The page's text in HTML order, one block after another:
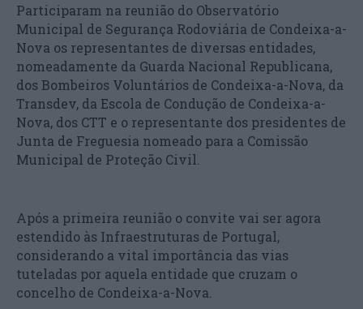
Participaram na reunião do Observatório
Municipal de Segurança Rodoviária de Condeixa-a-
Nova os representantes de diversas entidades,
nomeadamente da Guarda Nacional Republicana,
dos Bombeiros Voluntários de Condeixa-a-Nova, da
Transdev, da Escola de Condução de Condeixa-a-
Nova, dos CTT e o representante dos presidentes de
Junta de Freguesia nomeado para a Comissão
Municipal de Proteção Civil.
Após a primeira reunião o convite vai ser agora
estendido às Infraestruturas de Portugal,
considerando a vital importância das vias
tuteladas por aquela entidade que cruzam o
concelho de Condeixa-a-Nova.